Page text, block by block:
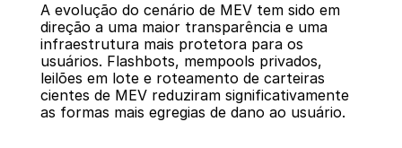
A evolução do cenário de MEV tem sido em
direção a uma maior transparência e uma
infraestrutura mais protetora para os
usuários. Flashbots, mempools privados,
leilões em lote e roteamento de carteiras
cientes de MEV reduziram significativamente
as formas mais egregias de dano ao usuário.